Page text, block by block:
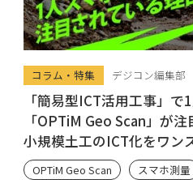
コラム・特集 デジコン編集部
「簡易型ICT活用工事」で
「OPTiM Geo Scan」が
小規模土工のICT化をワン
OPTiM Geo Scan スマホ測量